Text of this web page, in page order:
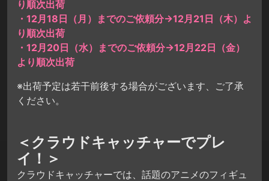
り順次出荷
・12月18日（月）までのご依頼分→12月21日（木）よ
り順次出荷
・12月20日（水）までのご依頼分→12月22日（金）
より順次出荷
※出荷予定は若干前後する場合がございます、ご了承
ください。
＜クラウドキャッチャーでプレ
イ！＞
クラウドキャッチャーでは、話題のアニメのフィギュ